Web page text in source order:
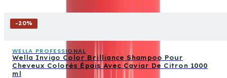
-20%
WELLA PROFESSIONAL
Wella Invigo Color Brilliance Shampoo Pour
Cheveux Colorés Épais Avec Caviar De Citron 1000
ml